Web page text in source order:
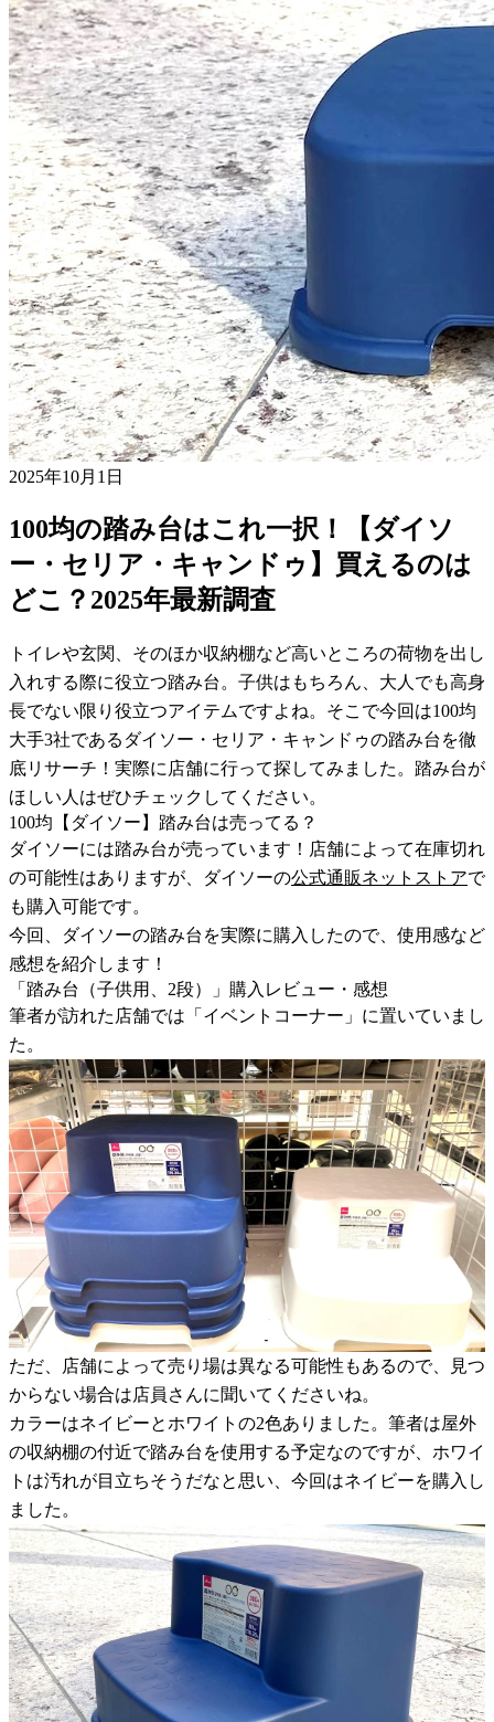
2025年10月1日
100均の踏み台はこれ一択！【ダイソ
ー・セリア・キャンドゥ】買えるのは
どこ？2025年最新調査
トイレや玄関、そのほか収納棚など高いところの荷物を出し
入れする際に役立つ踏み台。子供はもちろん、大人でも高身
長でない限り役立つアイテムですよね。そこで今回は100均
大手3社であるダイソー・セリア・キャンドゥの踏み台を徹
底リサーチ！実際に店舗に行って探してみました。踏み台が
ほしい人はぜひチェックしてください。
100均【ダイソー】踏み台は売ってる？
ダイソーには踏み台が売っています！店舗によって在庫切れ
の可能性はありますが、ダイソーの公式通販ネットストアで
も購入可能です。
今回、ダイソーの踏み台を実際に購入したので、使用感など
感想を紹介します！
「踏み台（子供用、2段）」購入レビュー・感想
筆者が訪れた店舗では「イベントコーナー」に置いていまし
た。
ただ、店舗によって売り場は異なる可能性もあるので、見つ
からない場合は店員さんに聞いてくださいね。
カラーはネイビーとホワイトの2色ありました。筆者は屋外
の収納棚の付近で踏み台を使用する予定なのですが、ホワイ
トは汚れが目立ちそうだなと思い、今回はネイビーを購入し
ました。